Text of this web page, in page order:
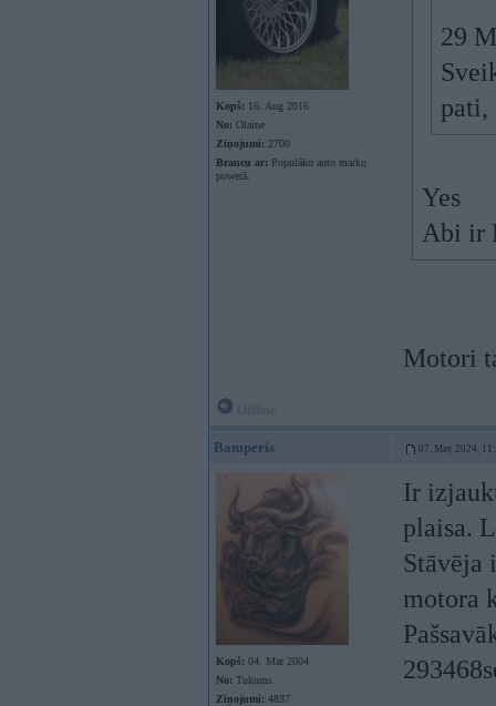
Kopš: 16. Aug 2016
No: Olaine
Ziņojumi: 2700
Braucu ar: Populāko auto marku
powerā.
29
pati,
Yes
Abi ir
Motori
Bamperis 07. May 2024,
Kopš: 04. Mar 2004
No: Tukums
Ziņojumi: 4837
Ir
plaisa.
Stāvēja
motora